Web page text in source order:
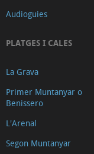
Audioguies
PLATGES I CALES
La Grava
Primer Muntanyar o
Benissero
L'Arenal
Segon Muntanyar